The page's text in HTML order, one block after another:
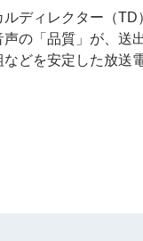
ディレクター（
の「品質」が、送
どを安定した放送